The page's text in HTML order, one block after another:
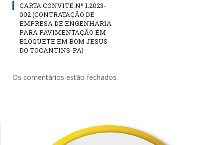
CARTA CONVITE Nº 1.2023-
002 (CONTRATAÇÃO DE
EMPRESA DE ENGENHARIA
PARA PAVIMENTAÇÃO EM
BLOQUETE EM BOM JESUS
DO TOCANTINS-PA)
Os comentários estão fechados.